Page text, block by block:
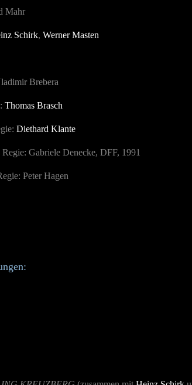
Mahr
Schirk, Werner Masten
Brebera
Thomas Brasch
Diethard Klante
Gabriele Denecke, DFF, 1991
Peter Hagen